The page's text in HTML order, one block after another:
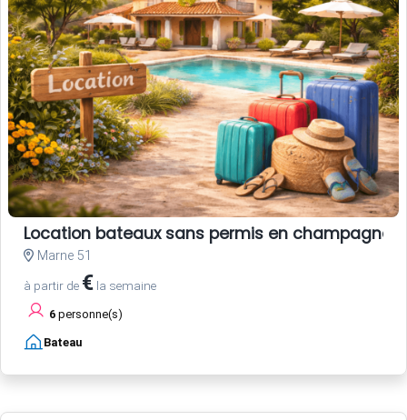
Location bateaux sans permis en champagne
Marne 51
à partir de € la semaine
6 personne(s)
Bateau